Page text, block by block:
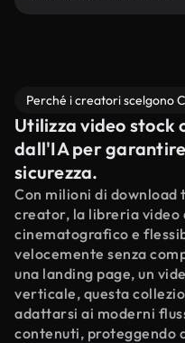
Perché i creatori scelgono
Utilizza video stock
dall'IA per
sicurezza.
Con milioni di
creator, la libreria video
cinematografico e
velocemente senza
una landing page, un
verticale, questa
adattarsi ai moderni
contenuti, proteggendo